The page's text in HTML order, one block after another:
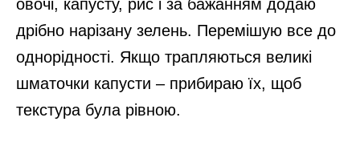
овочі, капусту, рис і за бажанням додаю
дрібно нарізану зелень. Перемішую все до
однорідності. Якщо трапляються великі
шматочки капусти – прибираю їх, щоб
текстура була рівною.